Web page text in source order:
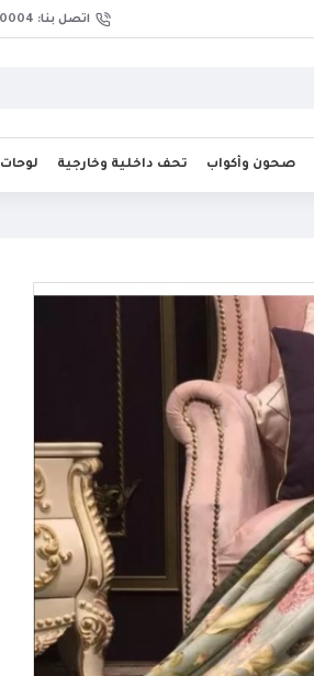
اتصل بنا: 0583510004
صحون وأكواب تحف داخلية وخارجية لوحات